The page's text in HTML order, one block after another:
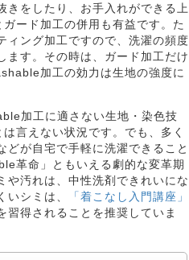
きをしたり、お手入れができる上
ード加工の併用も有益です。た
ィング加工ですので、洗濯の頻度
ます。その時は、ガード加工だけ
加工の効力は生地の強度に
加工に適さない生地・染色技
言えない状況です。でも、多く
どが自宅で手軽に洗濯できること
革命」ともいえる劇的な変革期
や汚れは、中性洗剤できれいにな
いシミは、
「着こなし入門講座」
習得されることを推奨していま